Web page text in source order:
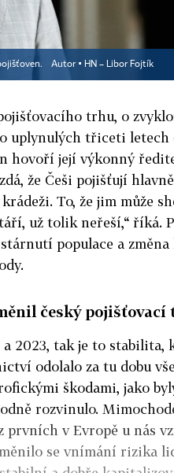
Autor ▪ HN – Libor Fojtík
trhu, o
uplynulých třiceti letech
hovoří její výkonný
že Češi pojišťují
To, že jim může
už tolik neřeší,“ říká.
populace a změna
český pojišťovací
a 2023, tak je to stabilita,
odolalo za tu dobu
škodami, jako
rozvinulo.
prvních v Evropě u nás
se vnímání rizika